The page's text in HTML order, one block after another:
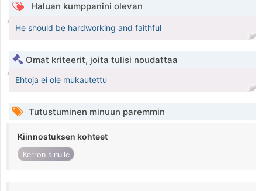
Haluan kumppanini olevan
He should be hardworking and faithful
Omat kriteerit, joita tulisi noudattaa
Ehtoja ei ole mukautettu
Tutustuminen minuun paremmin
Kiinnostuksen kohteet
Kerron sinulle